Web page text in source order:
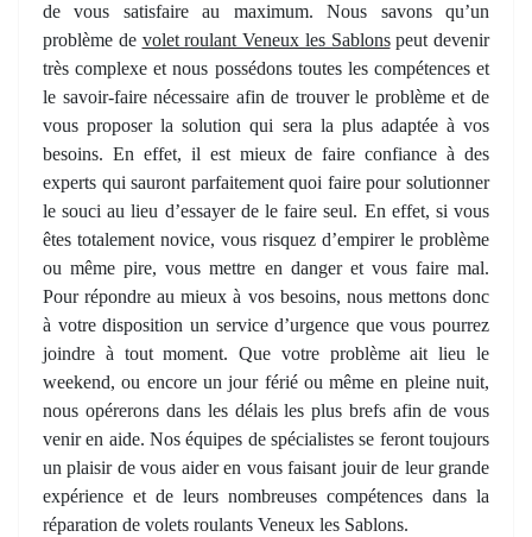
de vous satisfaire au maximum. Nous savons qu’un
problème de volet roulant Veneux les Sablonspeut devenir
très complexe et nous possédons toutes les compétences et
le savoir-faire nécessaire afin de trouver le problème et de
vous proposer la solution qui sera la plus adaptée à vos
besoins. En effet, il est mieux de faire confiance à des
experts qui sauront parfaitement quoi faire pour solutionner
le souci au lieu d’essayer de le faire seul. En effet, si vous
êtes totalement novice, vous risquez d’empirer le problème
ou même pire, vous mettre en danger et vous faire mal.
Pour répondre au mieux à vos besoins, nous mettons donc
à votre disposition un service d’urgence que vous pourrez
joindre à tout moment. Que votre problème ait lieu le
weekend, ou encore un jour férié ou même en pleine nuit,
nous opérerons dans les délais les plus brefs afin de vous
venir en aide. Nos équipes de spécialistes se feront toujours
un plaisir de vous aider en vous faisant jouir de leur grande
expérience et de leurs nombreuses compétences dans la
réparation de volets roulants Veneux les Sablons.